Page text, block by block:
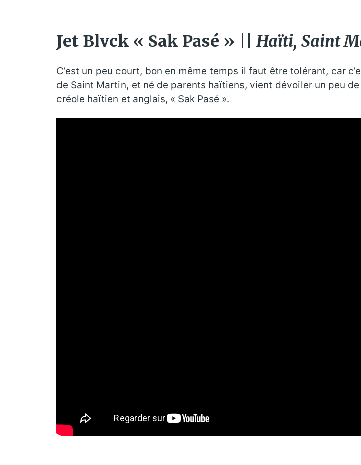
Jet Blvck « Sak Pasé » || Haïti, Saint
C’est un peu court, bon en même temps il faut être tolérant, car
de Saint Martin, et né de parents haïtiens, vient dévoiler un peu
créole haïtien et anglais, « Sak Pasé ».